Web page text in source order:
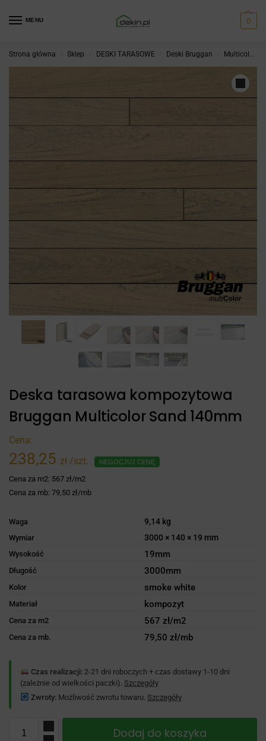
MENU 0
Strona główna Sklep DESKI TARASOWE Deski Bruggan Multicolor
Deska tarasowa kompozytowa
Bruggan Multicolor Sand 140mm
Cena:
238,25 zł /szt. NEGOCJUJ CENĘ
Cena za m2: 567 zł/m2
Cena za mb: 79,50 zł/mb
Waga 9,14 kg
Wymiar 3000 × 140 × 19 mm
Wysokość 19mm
Długość 3000mm
Kolor smoke white
Materiał kompozyt
Cena za m2 567 zł/m2
Cena za mb. 79,50 zł/mb
Czas realizacji:2-21 dni roboczych + czas dostawy 1-10 dni
(zależnie od wielkości paczki). Szczegóły
Zwroty:Możliwość zwrotu towaru. Szczegóły
Dodaj do koszyka